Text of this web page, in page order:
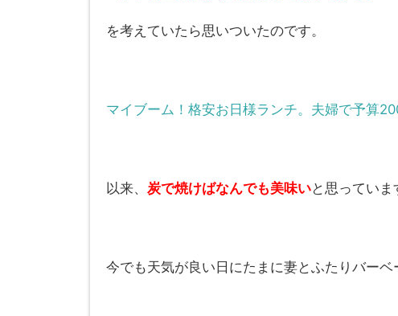
を考えていたら思いついたのです。
マイブーム！格安お日様ランチ。夫婦で予算
以来、 炭で焼けばなんでも美味いと思っていま
今でも天気が良い日にたまに妻とふたりバーベ